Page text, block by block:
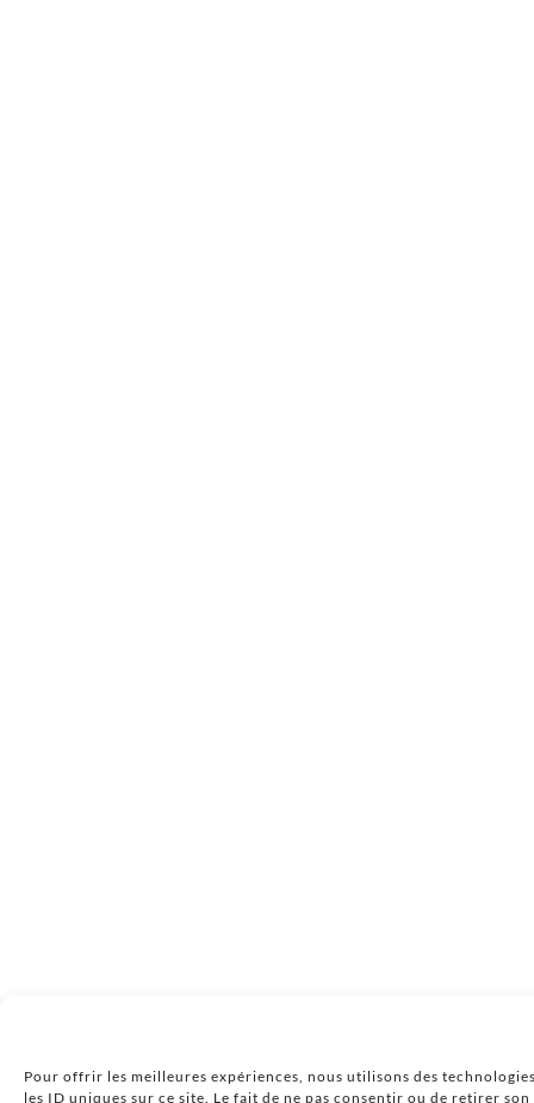
Pour offrir les meilleures expériences, nous utilisons des
les ID uniques sur ce site. Le fait de ne pas consentir ou de retirer